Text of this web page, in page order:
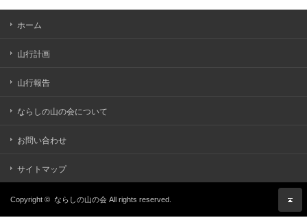
ホーム
山行計画
山行報告
ならしの山の会について
お問い合わせ
サイトマップ
Copyright © ならしの山の会 All rights reserved.